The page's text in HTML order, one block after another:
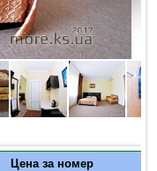
Цена за номер